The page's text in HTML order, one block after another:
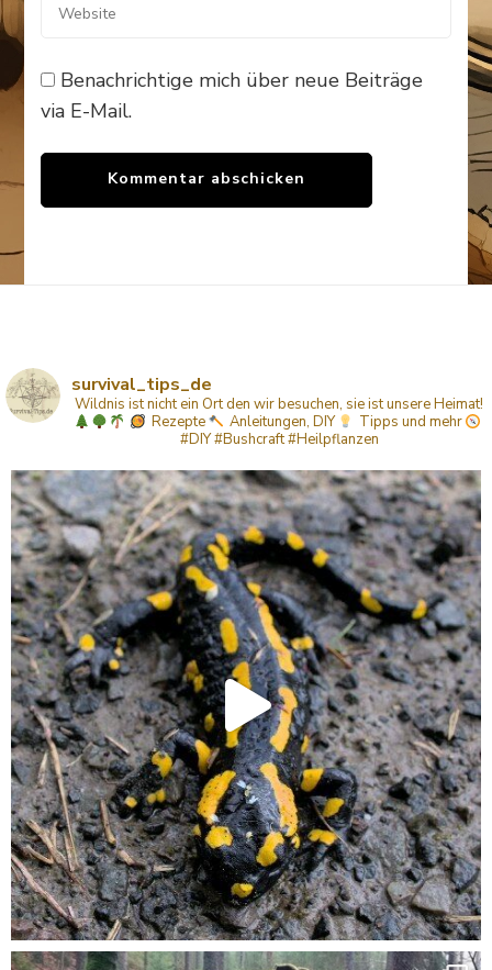
Benachrichtige mich über neue Beiträge
via E-Mail.
survival_tips_de
Wildnis ist nicht ein Ort den wir besuchen, sie ist unsere Heimat!
Rezepte
Anleitungen, DIY Tipps und mehr
#DIY #Bushcraft #Heilpflanzen